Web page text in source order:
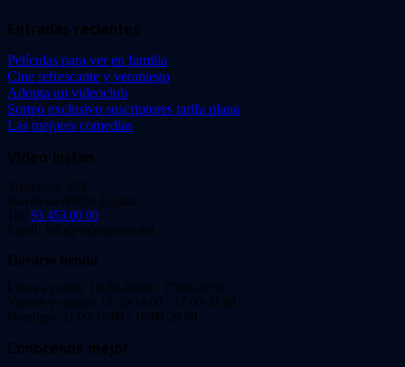
Entradas recientes
Películas para ver en familia
Cine refrescante y veraniego
Adopta un videoclub
Sorteo exclusivo suscriptores tarifa plana
Las mejores comedias
Video Instan
Viladomat, 239
Barcelona 08029. España.
Tel: 93 453 00 00
Email: info@videoinstan.net
Horario tienda
Lunes a jueves: 10:30-14:00 / 17:00-20:00
Viernes y sábado: 10:30-14:00 / 17:00-21:00
Domingo: 11:00-15:00 / 16:00-20:00
Conócenos mejor